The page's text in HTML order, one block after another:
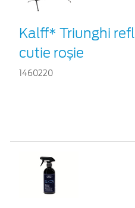
Kalff* Triunghi
cutie roșie
1460220